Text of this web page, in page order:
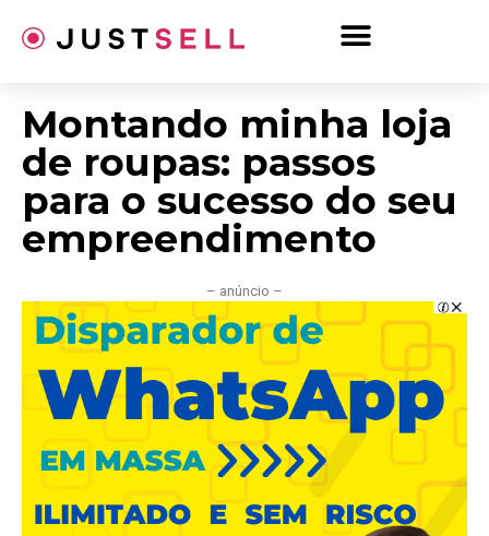
para
Montando minha loja
de roupas: passos
para o sucesso do seu
empreendimento
– anúncio –